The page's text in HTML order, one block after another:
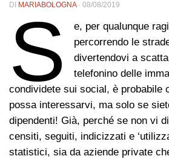
DI MARIABOLOGNA · 08/08/2019
S
e, per qualunque
percorrendo le
divertendovi a
telefonino delle
condividete sui social, è probabile
possa interessarvi, ma solo se
dipendenti! Già, perché se non vi
censiti, seguiti, indicizzati e
statistici, sia da aziende private